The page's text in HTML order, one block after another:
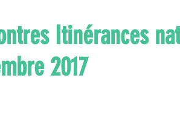
Itinérances
2017